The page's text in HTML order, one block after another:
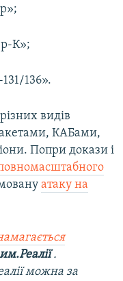
К»;
136».
видів
КАБами,
Попри докази і
атаку на
.
можна за